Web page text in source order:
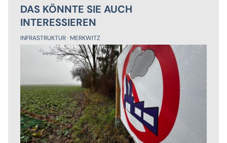
DAS KÖNNTE SIE AUCH
INTERESSIEREN
INFRASTRUKTUR MERKWITZ